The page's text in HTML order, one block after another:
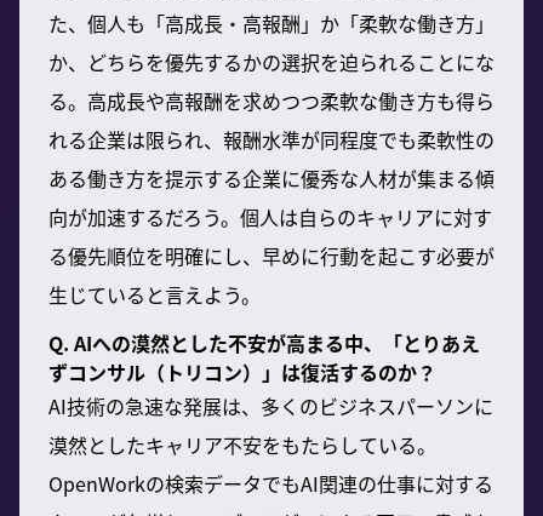
た、個人も「高成長・高報酬」か「柔軟な働き方」
か、どちらを優先するかの選択を迫られることにな
る。高成長や高報酬を求めつつ柔軟な働き方も得ら
れる企業は限られ、報酬水準が同程度でも柔軟性の
ある働き方を提示する企業に優秀な人材が集まる傾
向が加速するだろう。個人は自らのキャリアに対す
る優先順位を明確にし、早めに行動を起こす必要が
生じていると言えよう。
Q. AIへの漠然とした不安が高まる中、「とりあえ
ずコンサル（トリコン）」は復活するのか？
AI技術の急速な発展は、多くのビジネスパーソンに
漠然としたキャリア不安をもたらしている。
OpenWorkの検索データでもAI関連の仕事に対する